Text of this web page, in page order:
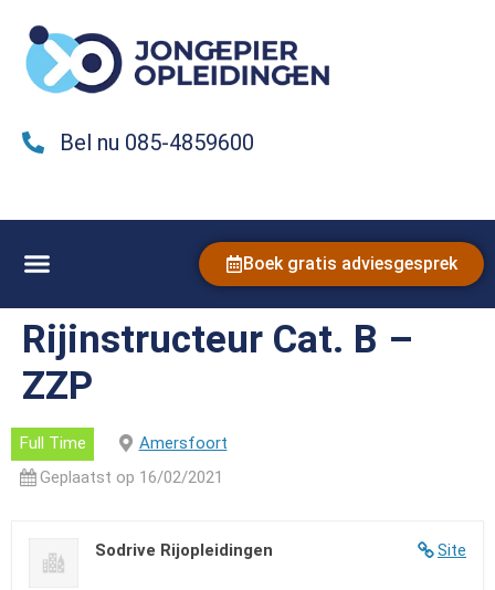
Bel nu 085-4859600
Boek gratis adviesgesprek
Rijinstructeur Cat. B –
ZZP
Full Time
Amersfoort
Geplaatst op 16/02/2021
Site
Sodrive Rijopleidingen